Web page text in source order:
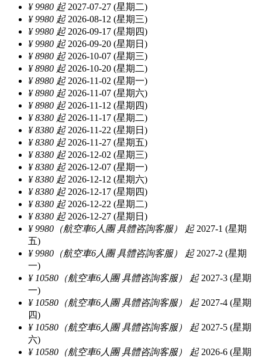
¥ 9980 起2027-07-27 (星期二)
¥ 9980 起2026-08-12 (星期三)
¥ 9980 起2026-09-17 (星期四)
¥ 9980 起2026-09-20 (星期日)
¥ 8980 起2026-10-07 (星期三)
¥ 8980 起2026-10-20 (星期二)
¥ 8980 起2026-11-02 (星期一)
¥ 8980 起2026-11-07 (星期六)
¥ 8980 起2026-11-12 (星期四)
¥ 8380 起2026-11-17 (星期二)
¥ 8380 起2026-11-22 (星期日)
¥ 8380 起2026-11-27 (星期五)
¥ 8380 起2026-12-02 (星期三)
¥ 8380 起2026-12-07 (星期一)
¥ 8380 起2026-12-12 (星期六)
¥ 8380 起2026-12-17 (星期四)
¥ 8380 起2026-12-22 (星期二)
¥ 8380 起2026-12-27 (星期日)
¥ 9980（航空車6人團 具體咨詢客服） 起2027-1 (星期
五)
¥ 9980（航空車6人團 具體咨詢客服） 起2027-2 (星期
一)
¥ 10580（航空車6人團 具體咨詢客服） 起2027-3 (星期
一)
¥ 10580（航空車6人團 具體咨詢客服） 起2027-4 (星期
四)
¥ 10580（航空車6人團 具體咨詢客服） 起2027-5 (星期
六)
¥ 10580（航空車6人團 具體咨詢客服） 起2026-6 (星期